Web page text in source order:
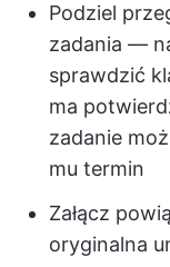
Podziel
zadania —
sprawdzić
ma
zadanie
mu termin
Załącz
oryginalna